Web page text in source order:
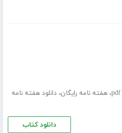
، هفته نامه رایگان، دانلود هفته نامه
دانلود کتاب